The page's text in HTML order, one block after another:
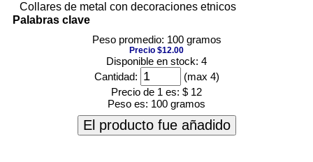
Collares de metal con decoraciones etnicos
Palabras clave
Peso promedio: 100 gramos
Precio $12.00
Disponible en stock: 4
Cantidad:
(max 4)
Precio de 1 es: $ 12
Peso es: 100 gramos
El producto fue añadido